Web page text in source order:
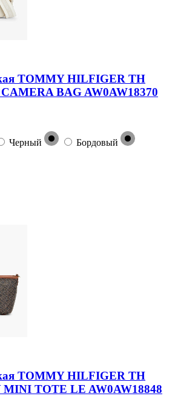
TOMMY HILFIGER TH
BAG AW0AW18370
Черный Бордовый
TOMMY HILFIGER TH
TOTE LE AW0AW18848